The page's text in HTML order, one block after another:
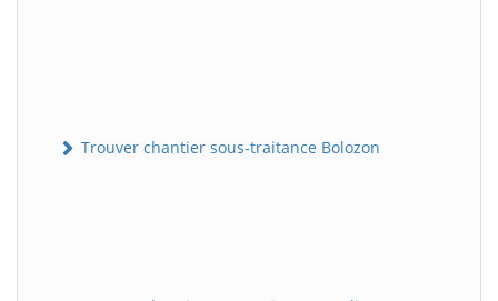
Trouver chantier sous-traitance Bolozon